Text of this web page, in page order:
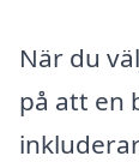
När du
på att en